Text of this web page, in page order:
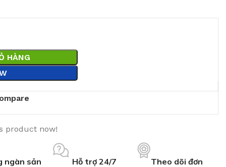
HÀNG
product now!
ngàn sản
Hỗ trợ 24/7 Theo dõi đơn